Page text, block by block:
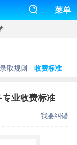
菜单
录取规则 收费标准
业收费标准
我要纠错